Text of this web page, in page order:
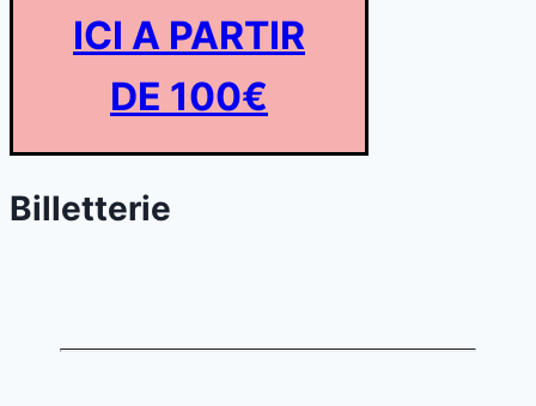
ICI A PARTIR
DE 100€
Billetterie